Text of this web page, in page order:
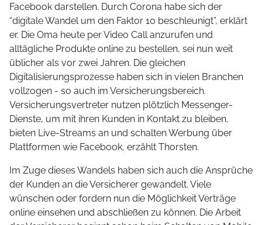
Facebook darstellen. Durch Corona habe sich der
“digitale Wandel um den Faktor 10 beschleunigt”, erklärt
er. Die Oma heute per Video Call anzurufen und
alltägliche Produkte online zu bestellen, sei nun weit
üblicher als vor zwei Jahren. Die gleichen
Digitalisierungsprozesse haben sich in vielen Branchen
vollzogen - so auch im Versicherungsbereich.
Versicherungsvertreter nutzen plötzlich Messenger-
Dienste, um mit ihren Kunden in Kontakt zu bleiben,
bieten Live-Streams an und schalten Werbung über
Plattformen wie Facebook, erzählt Thorsten.
Im Zuge dieses Wandels haben sich auch die Ansprüche
der Kunden an die Versicherer gewandelt. Viele
wünschen oder fordern nun die Möglichkeit Verträge
online einsehen und abschließen zu können. Die Arbeit